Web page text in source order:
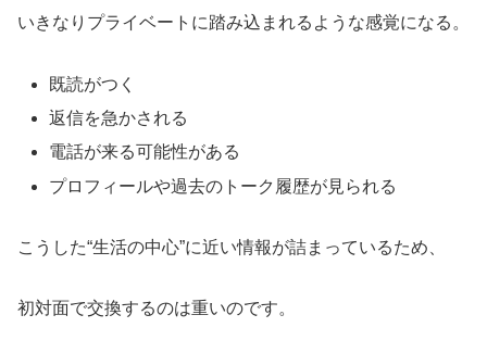
いきなりプライベートに踏み込まれるような感覚になる。
既読がつく
返信を急かされる
電話が来る可能性がある
プロフィールや過去のトーク履歴が見られる
こうした“生活の中心”に近い情報が詰まっているため、
初対面で交換するのは重いのです。